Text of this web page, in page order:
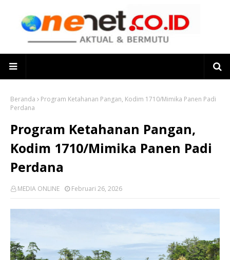
Beranda
Program Ketahanan Pangan, Kodim 1710/Mimika Panen Padi
Perdana
Program Ketahanan Pangan,
Kodim 1710/Mimika Panen Padi
Perdana
MEDIA ONLINE Februari 26, 2026